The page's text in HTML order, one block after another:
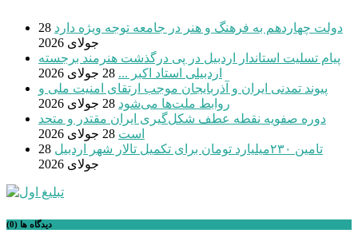
دولت چهاردهم به فرهنگ و هنر در جامعه توجه ویژه دارد 28
جولای 2026
پیام تسلیت استاندار اردبیل در پی درگذشت هنرمند برجسته
اردبیلی استاد اکبر ... 28 جولای 2026
پیوند تمدنی ایران و آذربایجان موجب ارتقای امنیت ملی و
روابط ملت‌ها می‌شود 28 جولای 2026
دوره صفویه نقطه عطف شکل‌گیری ایران مقتدر و متحد
است 28 جولای 2026
تامین ۲۳۰میلیارد تومان برای تکمیل تالار شهر اردبیل
28
جولای 2026
دیدگاه ها (0)